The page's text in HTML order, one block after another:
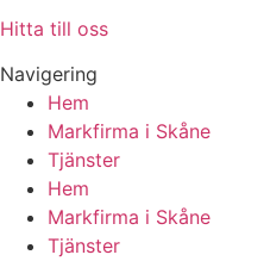
Hitta till oss
Navigering
Hem
Markfirma i Skåne
Tjänster
Hem
Markfirma i Skåne
Tjänster